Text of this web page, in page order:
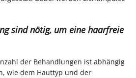
sind nötig, um eine haarfreie
der Behandlungen ist abhängig
wie dem Hauttyp und der